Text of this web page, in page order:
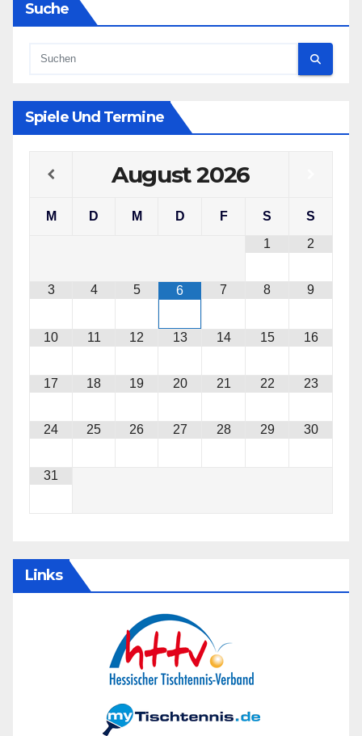
Suche
Spiele Und Termine
August2026
M D M D F S
S
1
2
3 4 5 6 7 8 9
10 11 12 13 14 15 16
17 18 19 20 21 22 23
24 25 26 27 28 29 30
31
Links